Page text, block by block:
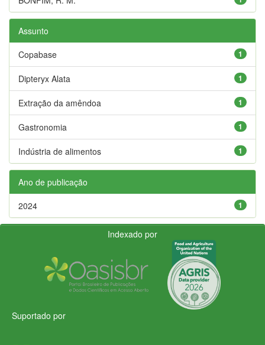
Assunto
1
Copabase
1
Dipteryx Alata
1
Extração da amêndoa
1
Gastronomia
1
Indústria de alimentos
Ano de publicação
1
2024
Indexado por
Suportado por